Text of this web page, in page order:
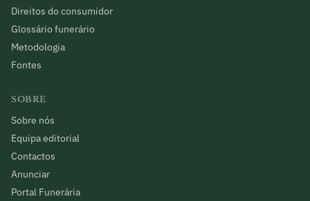
Direitos do consumidor
Glossário funerário
Metodologia
Fontes
SOBRE
Sobre nós
Equipa editorial
Contactos
Anunciar
Portal Funerária